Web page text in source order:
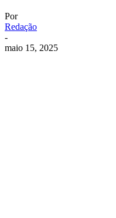
Por
Redação
-
maio 15, 2025